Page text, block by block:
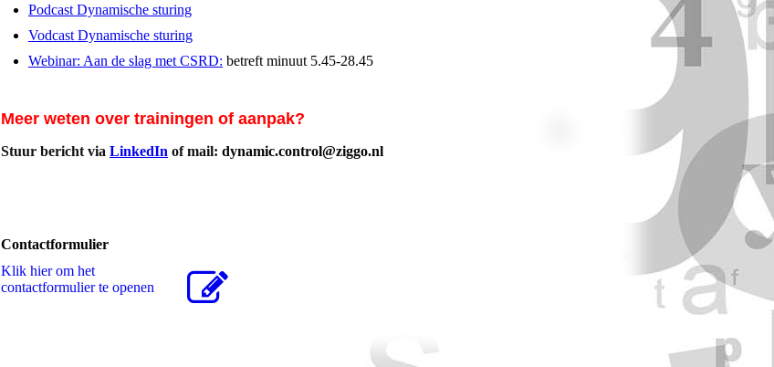
Podcast Dynamische sturing
Vodcast Dynamische sturing
Webinar: Aan de slag met CSRD: betreft minuut 5.45-28.45
Meer weten over trainingen of aanpak?
Stuur bericht via LinkedIn of mail: dynamic.control@ziggo.nl
Contactformulier
Klik hier om het
contactformulier te openen